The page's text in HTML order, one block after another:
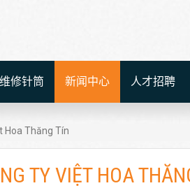
维修针筒 新闻中心 人才招聘
Hoa Thăng Tín
TY VIỆT HOA